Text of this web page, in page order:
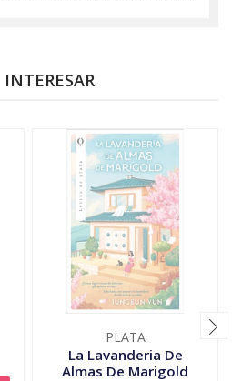
PLATA
La Lavanderia De
Almas De Marigold